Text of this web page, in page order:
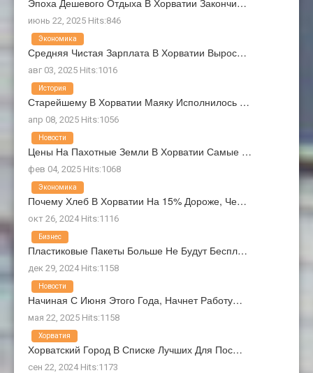
июнь 22, 2025 Hits:846
Средняя Чистая Зарплата В Хорватии Вырос…
авг 03, 2025 Hits:1016
Экономика
Старейшему В Хорватии Маяку Исполнилось …
апр 08, 2025 Hits:1056
История
Цены На Пахотные Земли В Хорватии Самые …
фев 04, 2025 Hits:1068
Новости
Почему Хлеб В Хорватии На 15% Дороже, Че…
окт 26, 2024 Hits:1116
Экономика
Пластиковые Пакеты Больше Не Будут Беспл…
дек 29, 2024 Hits:1158
Бизнес
Начиная С Июня Этого Года, Начнет Работу…
мая 22, 2025 Hits:1158
Новости
Хорватский Город В Списке Лучших Для Пос…
сен 22, 2024 Hits:1173
Хорватия